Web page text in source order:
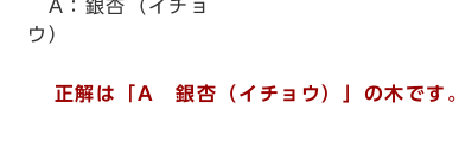
A：銀杏（イチョ
ウ）
正解は「A 銀杏（イチョウ）」の木です。